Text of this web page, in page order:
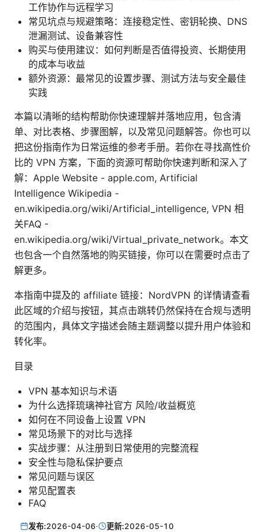
工作协作与远程学习
常见坑点与规避策略：连接稳定性、密钥轮换、DNS
泄漏测试、设备兼容性
购买与使用建议：如何判断是否值得投资、长期使用
的成本与收益
额外资源：最常见的设置步骤、测试方法与安全最佳
实践
本篇以清晰的结构帮助你快速理解并落地应用，包含清
单、对比表格、步骤图解，以及常见问题解答。你也可以
把这份指南作为日常运维的参考手册。若你在寻找高性价
比的 VPN 方案，下面的资源可帮助你快速判断和深入了
解：Apple Website - apple.com, Artificial
Intelligence Wikipedia -
en.wikipedia.org/wiki/Artificial_intelligence, VPN 相
关FAQ -
en.wikipedia.org/wiki/Virtual_private_network。本文
也包含一个自然落地的购买链接，你可以在需要时点击了
解更多。
本指南中提及的 affiliate 链接：NordVPN 的详情请查看
此区域的介绍与按钮，其点击跳转仍然保持在合规与透明
的范围内，具体文字描述会随主题调整以提升用户体验和
转化率。
目录
VPN 基本知识与术语
为什么选择琉璃神社官方 风险/收益概览
如何在不同设备上设置 VPN
常见场景下的对比与选择
实战步骤：从注册到日常使用的完整流程
安全性与隐私保护要点
常见问题与误区
常见配置表
FAQ
发布:2026-04-06· 更新:2026-05-10